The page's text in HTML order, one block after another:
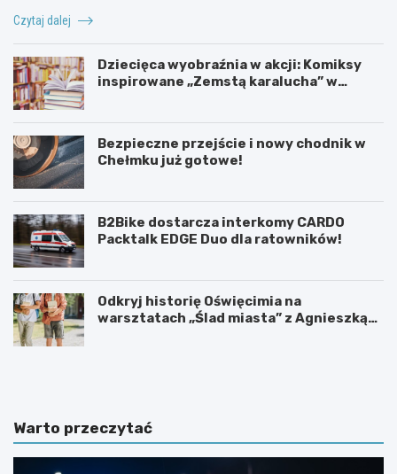
Czytaj dalej
Dziecięca wyobraźnia w akcji: Komiksy
inspirowane „Zemstą karalucha” w
Bezpieczne przejście i nowy chodnik w
Chełmku już gotowe!
B2Bike dostarcza interkomy CARDO
Packtalk EDGE Duo dla ratowników!
Odkryj historię Oświęcimia na
warsztatach „Ślad miasta” z Agnieszką
U
y
s
t
6
d
z
i
Warto przeczytać